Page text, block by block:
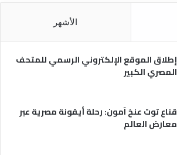
و
الأشهر
إطلاق الموقع الإلكتروني الرسمي للمتحف
المصري الكبير
قناع توت عنخ آمون: رحلة أيقونة مصرية عبر
معارض العالم